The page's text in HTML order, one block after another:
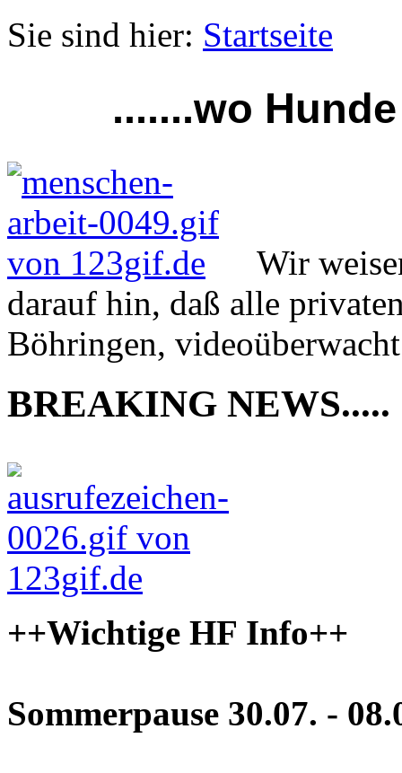
Sie sind hier: Startseite
.......wo
Wir
darauf hin, daß alle
Böhringen,
BREAKING NEWS.....
++Wichtige HF Info++
Sommerpause 30.07. -